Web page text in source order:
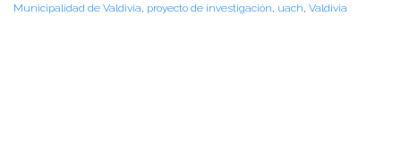
Municipalidad de Valdivia proyecto de investigación uach Valdivia